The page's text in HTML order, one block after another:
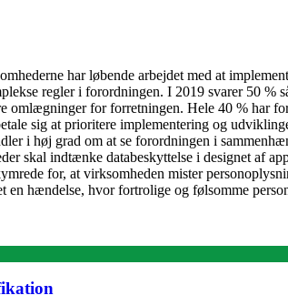
har løbende arbejdet med at
regler i forordningen. I 2019 svarer 50 %
for forretningen. Hele 40 % har
sig at prioritere implementering og
i høj grad om at se forordningen i
skal indtænke databeskyttelse i designet af
for, at virksomheden mister
en hændelse, hvor fortrolige og følsomme